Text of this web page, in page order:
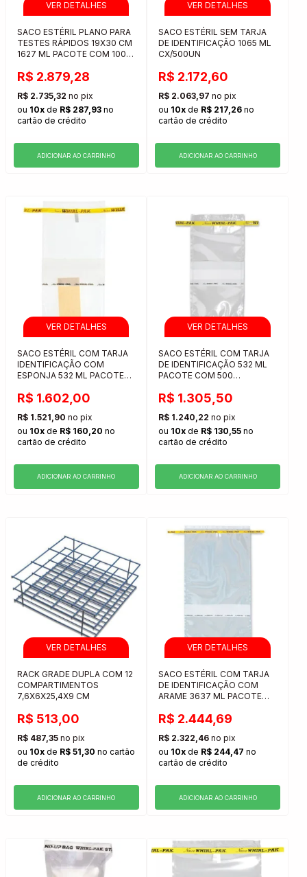
SACO ESTÉRIL PLANO PARA
TESTES RÁPIDOS 19X30 CM
1627 ML PACOTE COM 1000
R$ 2.879,28
R$ 2.735,32 no pix
ou 10x de R$ 287,93 no
cartão de crédito
ADICIONAR AO CARRINHO
SACO ESTÉRIL SEM TARJA
DE IDENTIFICAÇÃO 1065 ML
CX/500UN
R$ 2.172,60
R$ 2.063,97 no pix
ou 10x de R$ 217,26 no
cartão de crédito
ADICIONAR AO CARRINHO
SACO ESTÉRIL COM TARJA
IDENTIFICAÇÃO COM
ESPONJA 532 ML PACOTE
R$ 1.602,00
R$ 1.521,90 no pix
ou 10x de R$ 160,20 no
cartão de crédito
ADICIONAR AO CARRINHO
SACO ESTÉRIL COM TARJA
DE IDENTIFICAÇÃO 532 ML
PACOTE COM 500
R$ 1.305,50
R$ 1.240,22 no pix
ou 10x de R$ 130,55 no
cartão de crédito
ADICIONAR AO CARRINHO
RACK GRADE DUPLA COM 12
COMPARTIMENTOS
7,6X6X25,4X9 CM
R$ 513,00
R$ 487,35 no pix
ou 10x de R$ 51,30 no cartão
de crédito
ADICIONAR AO CARRINHO
SACO ESTÉRIL COM TARJA
DE IDENTIFICAÇÃO COM
ARAME 3637 ML PACOTE
R$ 2.444,69
R$ 2.322,46 no pix
ou 10x de R$ 244,47 no
cartão de crédito
ADICIONAR AO CARRINHO